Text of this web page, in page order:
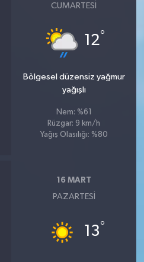
CUMARTESI
12°
Bölgesel düzensiz yağmur
yağışlı
Nem: %61
Rüzgar: 9 km/h
Yağış Olasılığı: %80
16 MART
PAZARTESI
13°